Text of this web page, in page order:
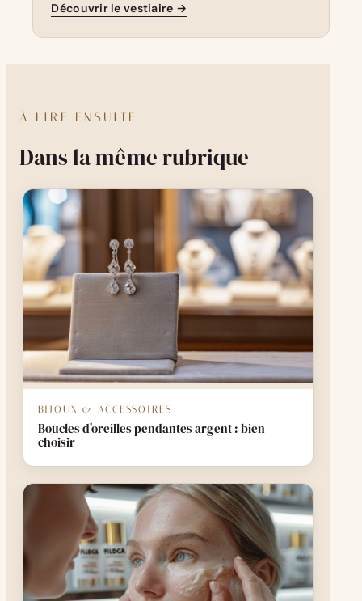
Découvrir le vestiaire →
À LIRE ENSUITE
Dans la même rubrique
BIJOUX & ACCESSOIRES
Boucles d'oreilles pendantes argent : bien
choisir